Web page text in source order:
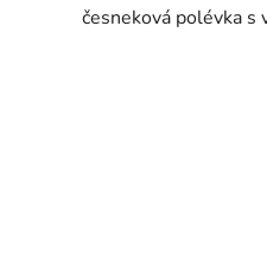
česneková polévka s